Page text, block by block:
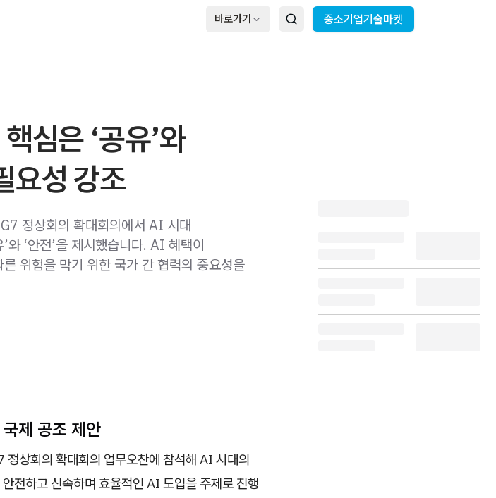
바로가기 중소기업기술마켓
심은 ‘공유’와
요성 강조
정상회의 확대회의에서 AI 시대
와 ‘안전’을 제시했습니다. AI 혜택이
위험을 막기 위한 국가 간 협력의 중요성을
제 공조 제안
정상회의 확대회의 업무오찬에 참석해 AI 시대의
전하고 신속하며 효율적인 AI 도입을 주제로 진행